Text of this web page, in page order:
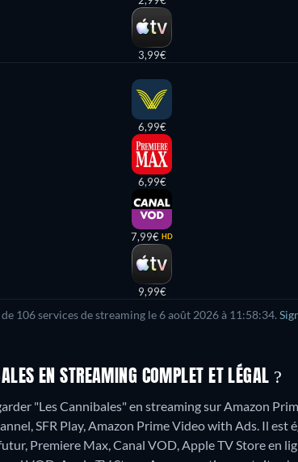
3,99€
6,99€
6,99€
7,99€ HD
9,99€
106 services de streaming le 6 août 2026 à 11:58:34.
EN STREAMING COMPLET ET LÉGAL ?
"Les Cannibales" en streaming sur Amazon
SFR Play, Amazon Prime Video with Ads. Il est
Premiere Max, Canal VOD, Apple TV Store en